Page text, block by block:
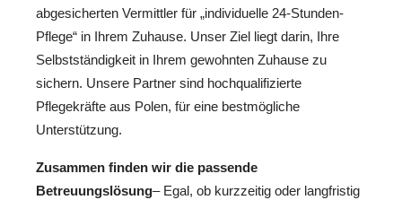
abgesicherten Vermittler für „individuelle 24-Stunden-
Pflege“ in Ihrem Zuhause. Unser Ziel liegt darin, Ihre
Selbstständigkeit in Ihrem gewohnten Zuhause zu
sichern. Unsere Partner sind hochqualifizierte
Pflegekräfte aus Polen, für eine bestmögliche
Unterstützung.
Zusammen finden wir die passende
Betreuungslösung– Egal, ob kurzzeitig oder langfristig